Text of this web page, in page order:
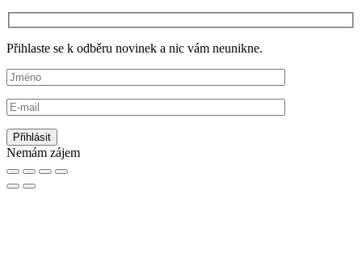
Přihlaste se k odběru novinek a nic vám neunikne.
Nemám zájem